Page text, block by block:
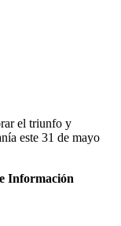
el triunfo y
este 31 de mayo
Información